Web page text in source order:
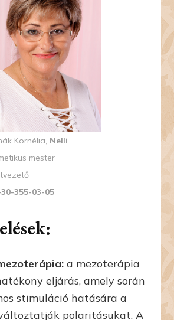
Kornélia, Nelli
mester
355-03-05
a mezoterápia
eljárás, amely során
stimuláció hatására a
polaritásukat. A